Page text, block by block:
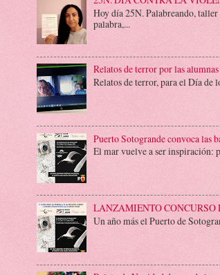
Hoy día 25N. Palabreando,
palabra,...
Relatos de terror por las
Relatos de terror, para el Día de
Puerto Sotogrande convoca las
El mar vuelve a ser inspiración:
LANZAMIENTO CONCURSO
Un año más el Puerto de